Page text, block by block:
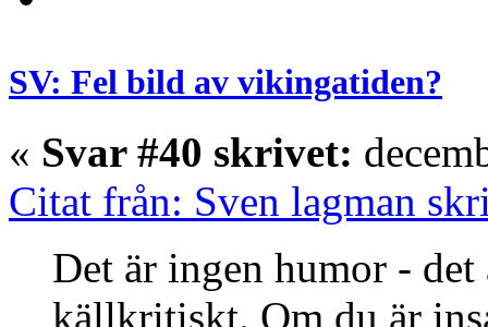
SV: Fel bild av vikingatiden?
« Svar #40 skrivet:
Citat från: Sven lagman
Det är ingen humor - det
källkritiskt. Om du är